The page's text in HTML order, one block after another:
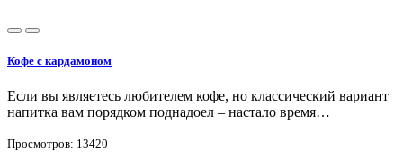
Кофе с кардамоном
Если вы являетесь любителем кофе, но классический вариант
напитка вам порядком поднадоел – настало время…
Просмотров: 13420